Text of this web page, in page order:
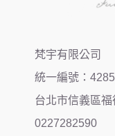
梵宇有限公司
統一編號：
台北市信義區
0227282590